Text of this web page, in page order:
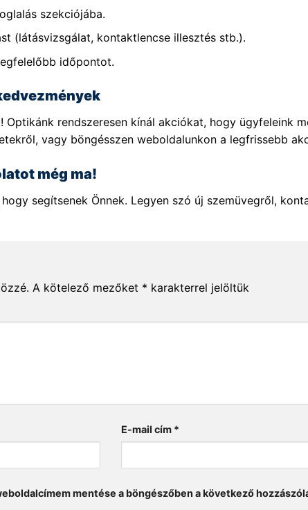
szekciójába.
(látásvizsgálat, kontaktlencse illesztés stb.).
időpontot.
Optikánk rendszeresen kínál akciókat, hogy ügyfeleink
vagy böngésszen weboldalunkon a legfrissebb
még ma!
segítsenek Önnek. Legyen szó új szemüvegről,
A kötelező mezőket * karakterrel jelöltük
E-mail cím *
mentése a böngészőben a következő